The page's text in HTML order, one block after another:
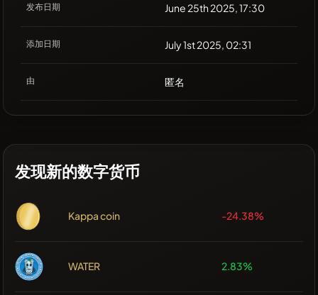
发布日期 June 25th 2025, 17:30
添加日期 July 1st 2025, 02:31
由 匿名
发现新的数字货币
Kappa coin -24.38%
WATER 2.83%